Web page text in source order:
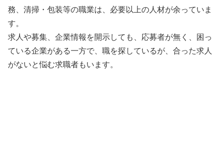
務、清掃・包装等の職業は、必要以上の人材が余っていま
す。
求人や募集、企業情報を開示しても、応募者が無く、困っ
ている企業がある一方で、職を探しているが、合った求人
がないと悩む求職者もいます。